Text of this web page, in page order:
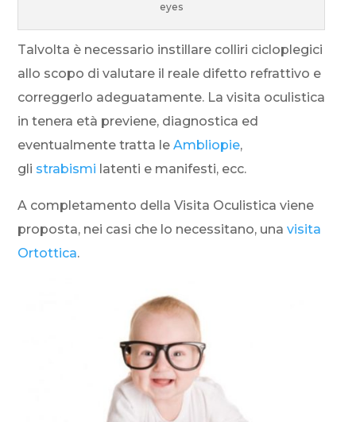
eyes
Talvolta è necessario instillare colliri cicloplegici
allo scopo di valutare il reale difetto refrattivo e
correggerlo adeguatamente. La visita oculistica
in tenera età previene, diagnostica ed
eventualmente tratta leAmbliopie,
gli strabismi latenti e manifesti, ecc.
A completamento della Visita Oculistica viene
proposta, nei casi che lo necessitano, unavisita
Ortottica.